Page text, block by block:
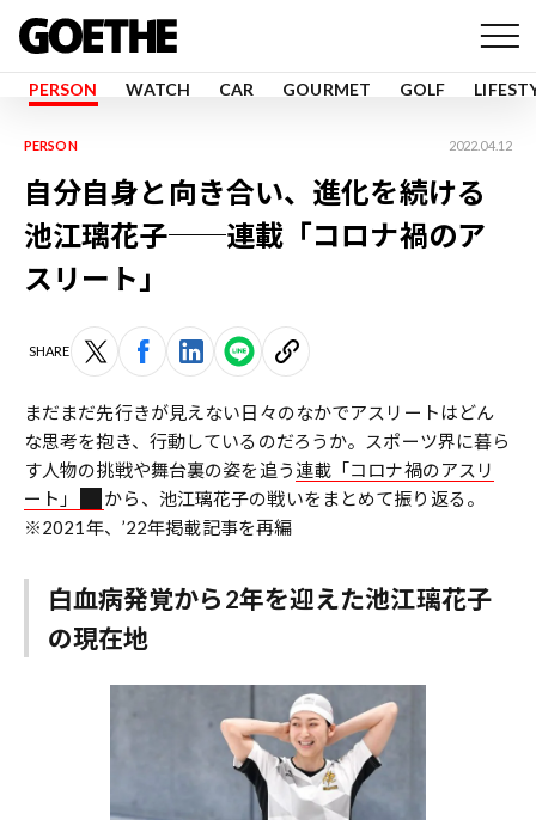
PERSON WATCH CAR GOURMET GOLF
PERSON 2022.04.12
自分自身と向き合い、進化を続ける
池江璃花子──連載「コロナ禍のア
スリート」
SHARE
まだまだ先行きが見えない日々のなかでアスリートはどん
な思考を抱き、行動しているのだろうか。スポーツ界に暮ら
す人物の挑戦や舞台裏の姿を追う 連載「コロナ禍のアスリ
ート」
から、池江璃花子の戦いをまとめて振り返る。
※2021年、’22年掲載記事を再編
白血病発覚から2年を迎えた池江璃花子
の現在地